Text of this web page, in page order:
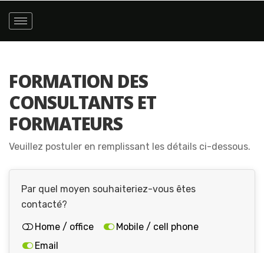
FORMATION DES
CONSULTANTS ET
FORMATEURS
Veuillez postuler en remplissant les détails ci-dessous.
Par quel moyen souhaiteriez-vous êtes
contacté?
Home / office
Mobile / cell phone
Email